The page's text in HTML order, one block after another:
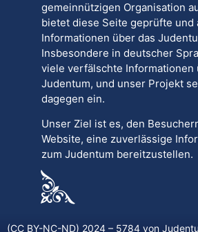
gemeinnützigen Organisation
bietet diese Seite geprüfte und
Informationen über das
Insbesondere in deutscher
viele verfälschte Informationen
Judentum, und unser Projekt
dagegen ein.
Unser Ziel ist es, den
Website, eine zuverlässige
zum Judentum bereitzustellen.
(CC BY-NC-ND) 2024 – 5784 von